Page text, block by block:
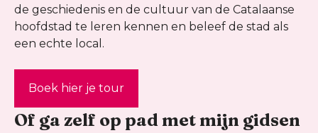
de geschiedenis en de cultuur van de Catalaanse
hoofdstad te leren kennen en beleef de stad als
een echte local.
Boek hier je tour
Of ga zelf op pad met mijn gidsen